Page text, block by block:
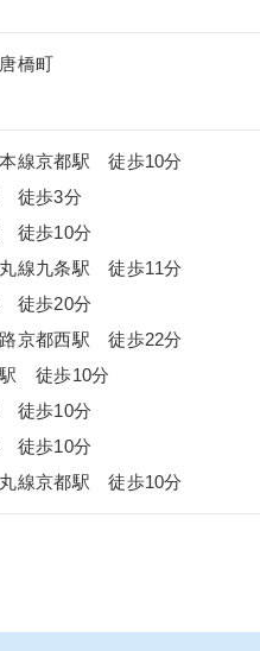
橋町
本線京都駅 徒歩10分
徒歩3分
徒歩10分
線九条駅 徒歩11分
徒歩20分
路京都西駅 徒歩22分
駅 徒歩10分
徒歩10分
徒歩10分
線京都駅 徒歩10分